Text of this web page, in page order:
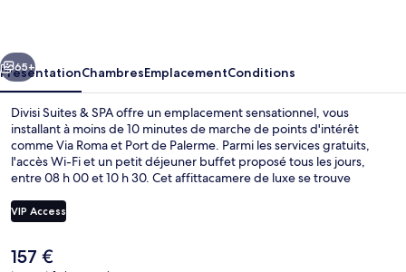
Suivant
65+
PrésentationChambresEmplacementConditions
Divisi Suites & SPA offre un emplacement sensationnel, vous
installant à moins de 10 minutes de marche de points d'intérêt
comme Via Roma et Port de Palerme. Parmi les services gratuits,
l'accès Wi-Fi et un petit déjeuner buffet proposé tous les jours,
entre 08 h 00 et 10 h 30. Cet affittacamere de luxe se trouve
Cathédrale de Palerme.
VIP Access
Le
157 €